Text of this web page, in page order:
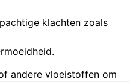
klachten zoals
andere vloeistoffen om